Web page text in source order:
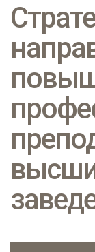
content